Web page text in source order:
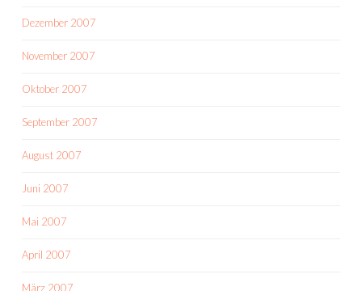
Dezember 2007
November 2007
Oktober 2007
September 2007
August 2007
Juni 2007
Mai 2007
April 2007
März 2007